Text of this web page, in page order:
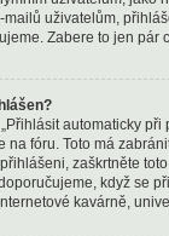
uživatelům,
Zabere to jen pár
automaticky při
fóru. Toto má
zaškrtněte
když se
kavárně,